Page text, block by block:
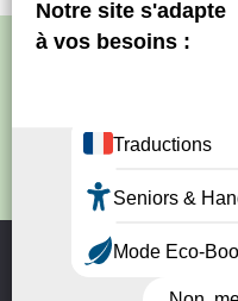
Site créé par
Politique de
Nous utilisons des
expérience sur notre site